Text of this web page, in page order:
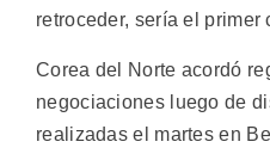
retroceder, sería el primer
Corea del Norte acordó
negociaciones luego de
realizadas el martes en